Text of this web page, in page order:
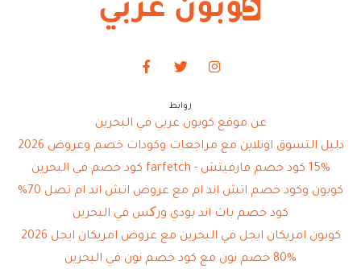
روابط
عن موقع كوبون عربي في البحرين
دليل التسوق اونلاين مع مراجعات وكودات خصم وعروض 2026
15% كود خصم فارفيتش - farfetch كود خصم في البحرين
كوبون وكود خصم اتش اند ام مع عروض اتش اند ام تصل 70%
كود خصم باث اند بودي ورکس في البحرين
كوبون امريكان ايجل في البحرين مع عروض امريكان ايجل 2026
80% خصم نون مع كود خصم نون في البحرين